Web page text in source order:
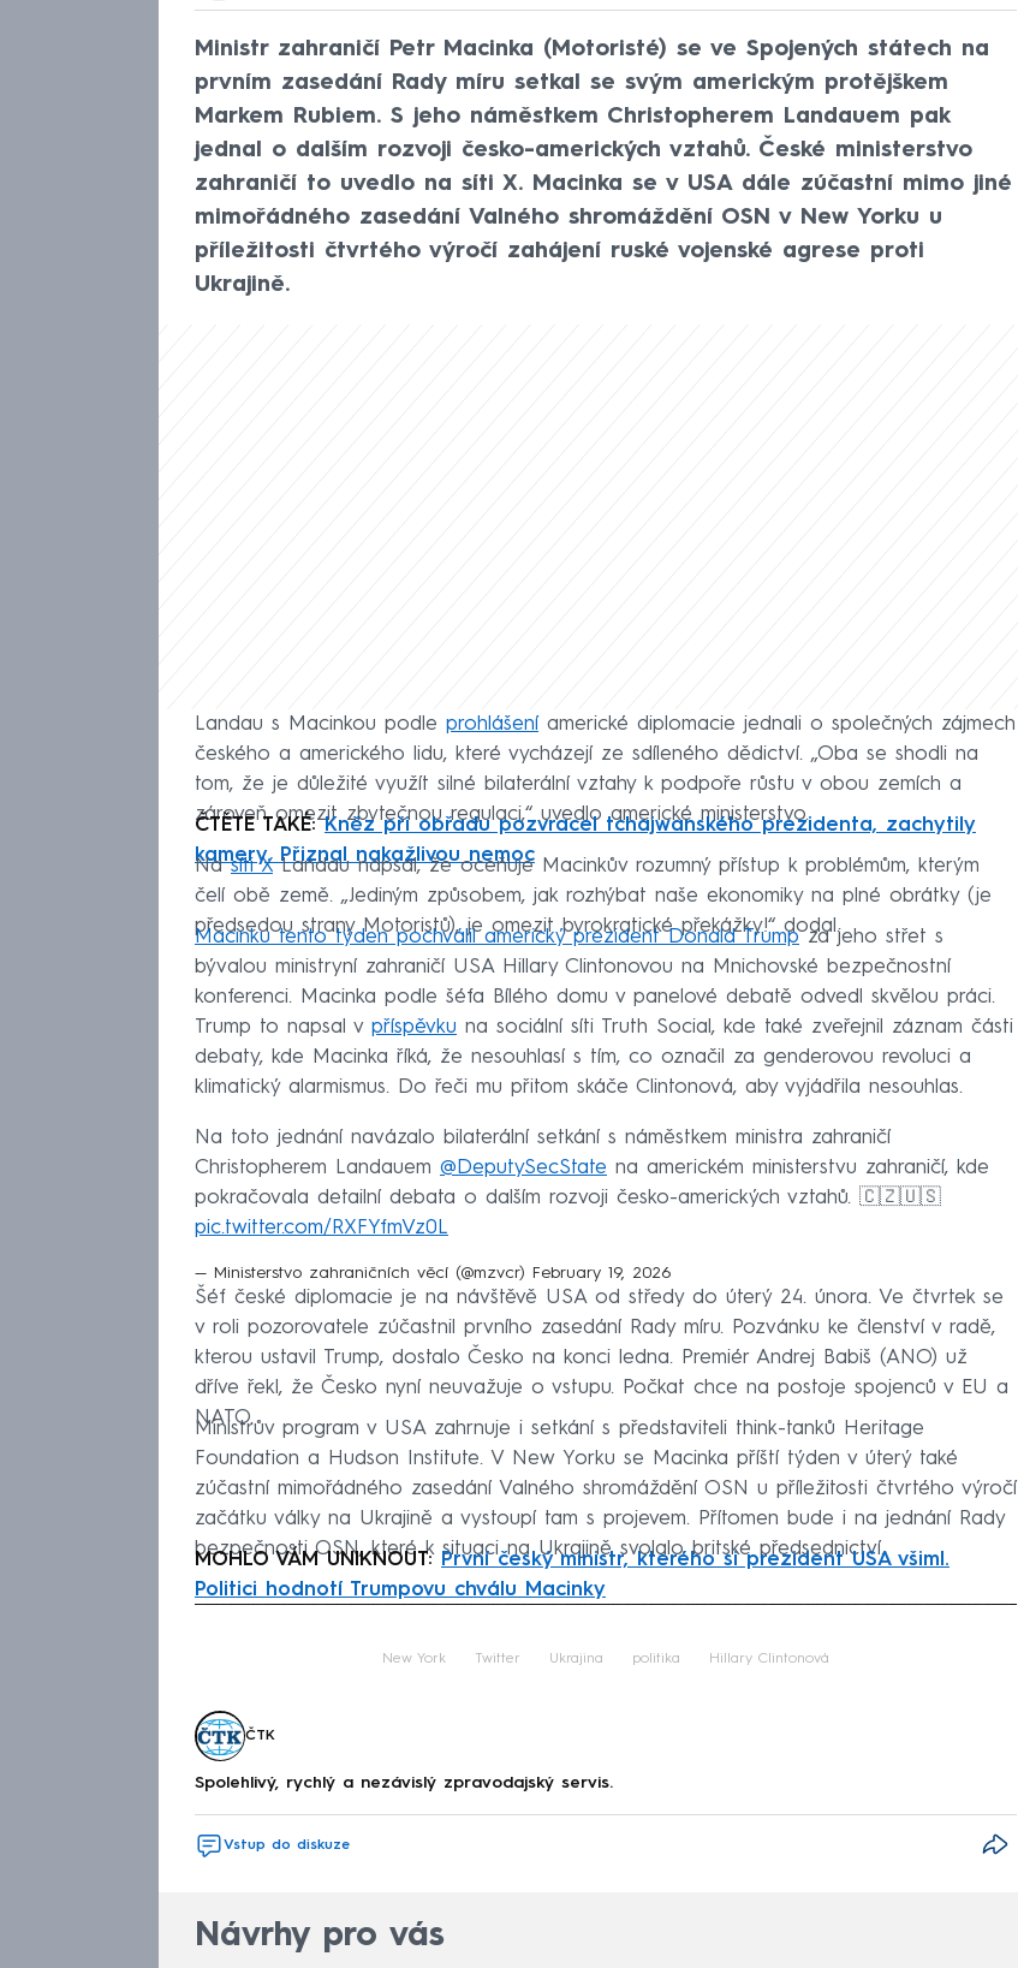
Ministr zahraničí Petr Macinka (Motoristé) se ve Spojených státech na
prvním zasedání Rady míru setkal se svým americkým protějškem
Markem Rubiem. S jeho náměstkem Christopherem Landauem pak
jednal o dalším rozvoji česko-amerických vztahů. České ministerstvo
zahraničí to uvedlo na síti X. Macinka se v USA dále zúčastní mimo jiné
mimořádného zasedání Valného shromáždění OSN v New Yorku u
příležitosti čtvrtého výročí zahájení ruské vojenské agrese proti
Ukrajině.
Landau s Macinkou podle prohlášení americké diplomacie jednali o společných zájmech
českého a amerického lidu, které vycházejí ze sdíleného dědictví. „Oba se shodli na
tom, že je důležité využít silné bilaterální vztahy k podpoře růstu v obou zemích a
zároveň omezit zbytečnou regulaci,“ uvedlo americké ministerstvo.
ČTĚTE TAKÉ:Kněz při obřadu pozvracel tchajwanského prezidenta, zachytily
kamery. Přiznal nakažlivou nemoc
Nasíti XLandau napsal, že oceňuje Macinkův rozumný přístup k problémům, kterým
čelí obě země. „Jediným způsobem, jak rozhýbat naše ekonomiky na plné obrátky (je
předsedou strany Motoristů), je omezit byrokratické překážky!“ dodal.
Macinku tento týden pochválil americký prezident Donald Trumpza jeho střet s
bývalou ministryní zahraničí USA Hillary Clintonovou na Mnichovské bezpečnostní
konferenci. Macinka podle šéfa Bílého domu v panelové debatě odvedl skvělou práci.
Trump to napsal v příspěvku na sociální síti Truth Social, kde také zveřejnil záznam části
debaty, kde Macinka říká, že nesouhlasí s tím, co označil za genderovou revoluci a
klimatický alarmismus. Do řeči mu přitom skáče Clintonová, aby vyjádřila nesouhlas.
Na toto jednání navázalo bilaterální setkání s náměstkem ministra zahraničí
Christopherem Landauem @DeputySecState na americkém ministerstvu zahraničí, kde
pokračovala detailní debata o dalším rozvoji česko-amerických vztahů. 🇨🇿🇺🇸
pic.twitter.com/RXFYfmVz0L
— Ministerstvo zahraničních věcí (@mzvcr) February 19, 2026
Šéf české diplomacie je na návštěvě USA od středy do úterý 24. února. Ve čtvrtek se
v roli pozorovatele zúčastnil prvního zasedání Rady míru. Pozvánku ke členství v radě,
kterou ustavil Trump, dostalo Česko na konci ledna. Premiér Andrej Babiš (ANO) už
dříve řekl, že Česko nyní neuvažuje o vstupu. Počkat chce na postoje spojenců v EU a
NATO.
Ministrův program v USA zahrnuje i setkání s představiteli think-tanků Heritage
Foundation a Hudson Institute. V New Yorku se Macinka příští týden v úterý také
zúčastní mimořádného zasedání Valného shromáždění OSN u příležitosti čtvrtého výročí
začátku války na Ukrajině a vystoupí tam s projevem. Přítomen bude i na jednání Rady
bezpečnosti OSN, které k situaci na Ukrajině svolalo britské předsednictví.
MOHLO VÁM UNIKNOUT: První český ministr, kterého si prezident USA všiml.
Politici hodnotí Trumpovu chválu Macinky
New York Twitter Ukrajina politika Hillary Clintonová
ČTK
Spolehlivý, rychlý a nezávislý zpravodajský servis.
Vstup do diskuze
Návrhy pro vás